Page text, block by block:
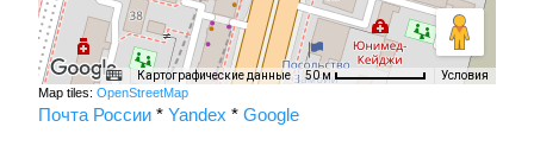
Картографические данные 50 м Условия
Map tiles: OpenStreetMap
Почта России * Yandex * Google